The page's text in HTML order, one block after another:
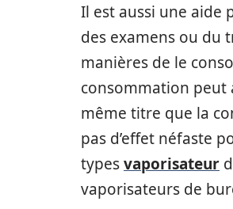
Il est aussi une aide
des examens ou du
manières de le
consommation peut
même titre que la
pas d’effet néfaste
typesvaporisateur
vaporisateurs de